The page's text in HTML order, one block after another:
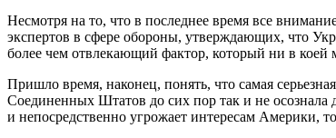
Несмотря на то, что в последнее время все
экспертов в сфере обороны, утверждающих, что
более чем отвлекающий фактор, который ни в коей
Пришло время, наконец, понять, что самая
Соединенных Штатов до сих пор так и не осознала
и непосредственно угрожает интересам Америки,